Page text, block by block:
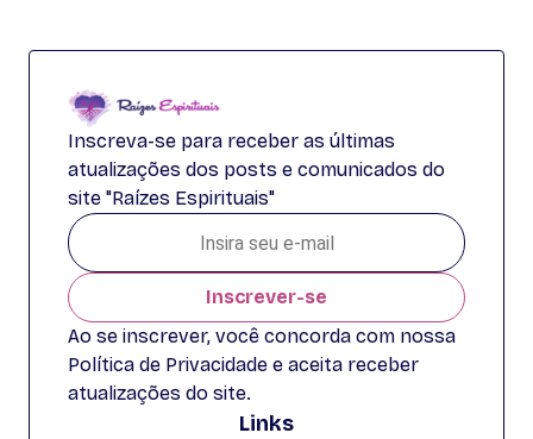
Inscreva-se para receber as últimas
atualizações dos posts e comunicados do
site "Raízes Espirituais"
Inscrever-se
Ao se inscrever, você concorda com nossa
Política de Privacidade e aceita receber
atualizações do site.
Links